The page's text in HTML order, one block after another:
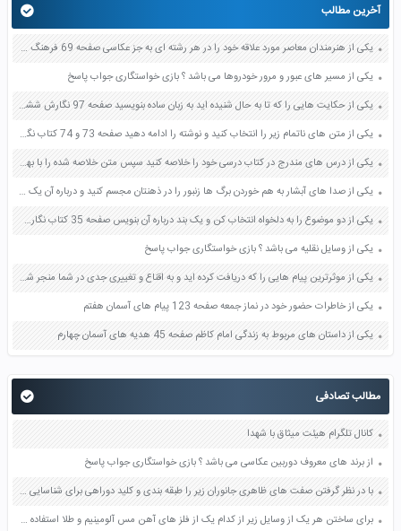
آخرین مطالب
یکی از هنرمندان معاصر مورد علاقه خود را در هر رشته ای به جز عکاسی صفحه 69 فرهنگ و هنر نهم
یکی از مسیر های عبور و مرور خودروها می باشد ؟ بازی خواستگاری جواب پاسخ
یکی از حکایت هایی را که تا به حال شنیده اید به زبان ساده بنویسید صفحه 97 نگارش ششم دبستان
یکی از متن های ناتمام زیر را انتخاب کنید و نوشته را ادامه دهید صفحه 73 و 74 کتاب نگارش فارسی پنجم دبستان
یکی از درس های مندرج در کتاب درسی خود را خلاصه کنید سپس متن خلاصه شده را با بهره گیری از روش های دسته بندی نمودار جدول نقشه مفهومی نشان دهید صفحه 118 نگارش یازدهم
یکی از صدا های آبشار به هم خوردن برگ ها زنبور را در ذهنتان مجسم کنید و درباره آن یک بند بنویسید صفحه 11 نگارش پنجم
یکی از دو موضوع را به دلخواه انتخاب کن و یک بند درباره آن بنویس صفحه 35 کتاب نگارش فارسی سوم
یکی از وسایل نقلیه می باشد ؟ بازی خواستگاری جواب پاسخ
یکی از موثرترین پیام هایی را که دریافت کرده اید و به اقناع و تغییری جدی در شما منجر شده است برسی کنید و علت این تاثیر گذاری قابل توجه را بنویسید صفحه 52 تفکر و سواد رسانه ای دهم
یکی از خاطرات حضور خود در نماز جمعه صفحه 123 پیام های آسمان هفتم
یکی از داستان های مربوط به زندگی امام کاظم صفحه 45 هدیه های آسمان چهارم
مطالب تصادفی
کانال تلگرام هیئت میثاق با شهدا
از برند های معروف دوربین عکاسی می باشد ؟ بازی خواستگاری جواب پاسخ
با در نظر گرفتن صفت های ظاهری جانوران زیر را طبقه بندی و کلید دوراهی برای شناسایی آنها طراحی کنید صفحه 115 علوم نهم
برای ساختن هر یک از وسایل زیر از کدام یک از فلز های آهن مس آلومینیم و طلا استفاده می کنند به چه دلیل صفحه 28 علوم ششم